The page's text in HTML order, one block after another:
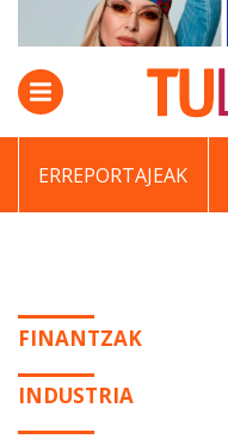
ERREPORTAJEAK
FINANTZAK
INDUSTRIA